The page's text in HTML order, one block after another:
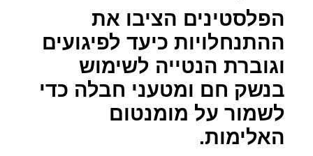
הפלסטינים הציבו את
ההתנחלויות כיעד לפיגועים
וגוברת הנטייה לשימוש
בנשק חם ומטעני חבלה כדי
לשמור על מומנטום
האלימות.